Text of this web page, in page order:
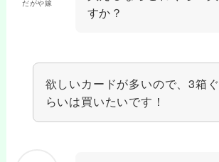
だがや嫁
すか？
欲しいカードが多いので、3箱ぐ
らいは買いたいです！